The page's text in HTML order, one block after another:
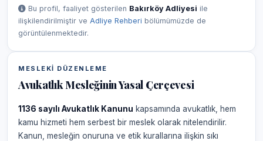
Bu profil, faaliyet gösterilen Bakırköy Adliyesi ile
ilişkilendirilmiştir ve Adliye Rehberi bölümümüzde de
görüntülenmektedir.
MESLEKI DÜZENLEME
Avukatlık Mesleğinin Yasal Çerçevesi
1136 sayılı Avukatlık Kanunu kapsamında avukatlık, hem
kamu hizmeti hem serbest bir meslek olarak nitelendirilir.
Kanun, mesleğin onuruna ve etik kurallarına ilişkin sıkı